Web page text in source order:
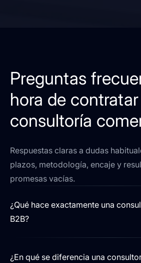
Preguntas
hora de
consultoría
Respuestas claras a dudas
plazos, metodología, encaje y
promesas vacías.
¿Qué hace exactamente una
B2B?
¿En qué se diferencia una